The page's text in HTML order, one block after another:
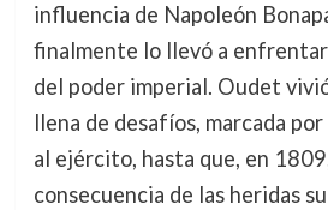
influencia de Napoleón
finalmente lo llevó a
del poder imperial. Oudet
llena de desafíos, marcada
al ejército, hasta que, en
consecuencia de las heridas